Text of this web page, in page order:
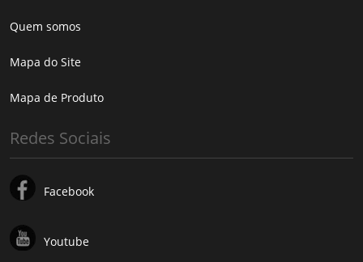
Quem somos
Mapa do Site
Mapa de Produto
Redes Sociais
Facebook
Youtube